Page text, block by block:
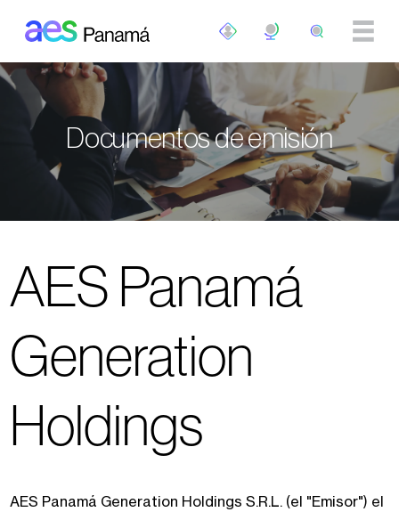
Documentos de emisión
AES Panamá
Generation
Holdings
AES Panamá Generation Holdings S.R.L. (el "Emisor") el